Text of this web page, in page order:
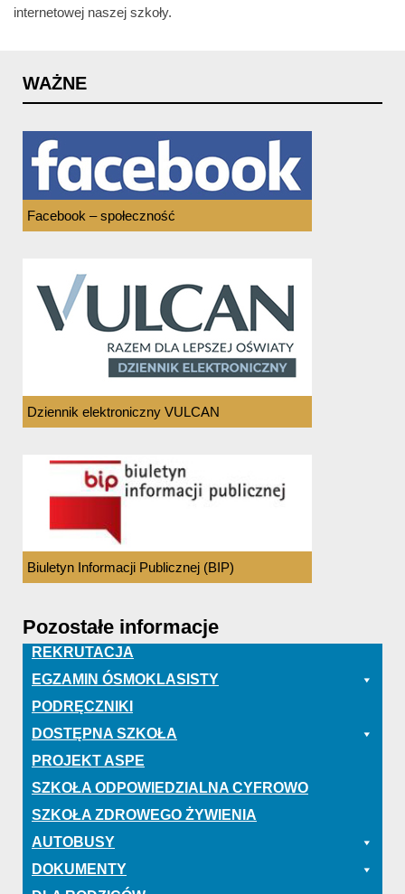
internetowej naszej szkoły.
WAŻNE
Facebook – społeczność
Dziennik elektroniczny VULCAN
Biuletyn Informacji Publicznej (BIP)
Pozostałe informacje
REKRUTACJA
EGZAMIN ÓSMOKLASISTY
PODRĘCZNIKI
DOSTĘPNA SZKOŁA
PROJEKT ASPE
SZKOŁA ODPOWIEDZIALNA CYFROWO
SZKOŁA ZDROWEGO ŻYWIENIA
AUTOBUSY
DOKUMENTY